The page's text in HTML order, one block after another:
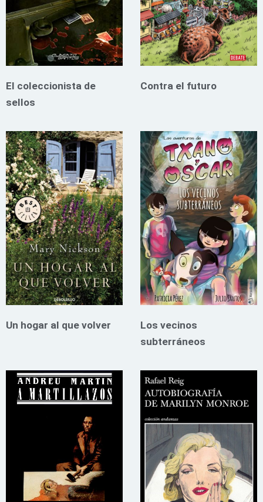
El coleccionista de
sellos
Contra el futuro
Un hogar al que volver
Los vecinos
subterráneos